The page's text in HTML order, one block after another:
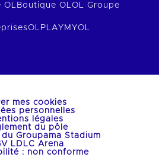
OL Boutique OLOL Groupe
OLPLAY MYOL
mes cookies
personnelles
légales
du pôle
du Groupama Stadium
LDLC Arena
: non conforme